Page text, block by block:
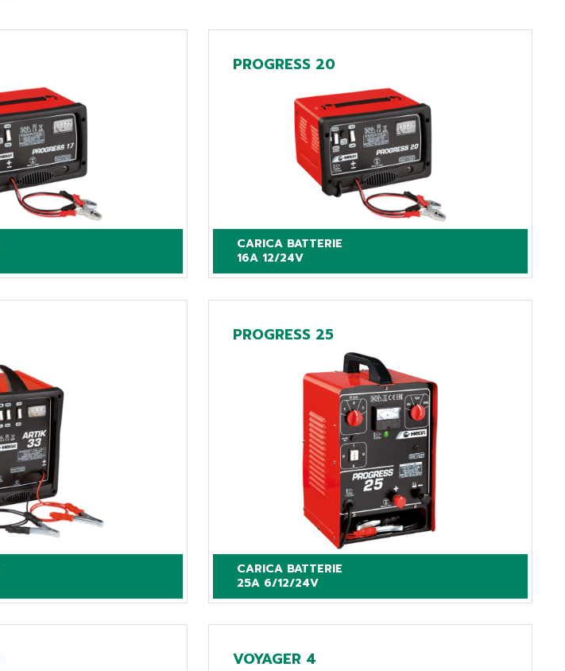
PROGRESS 20
CARICA BATTERIE
16A 12/24V
PROGRESS 25
CARICA BATTERIE
25A 6/12/24V
VOYAGER 4